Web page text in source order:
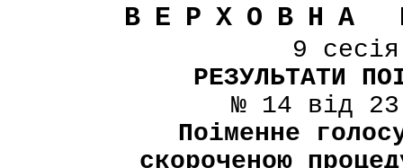
ВЕРХОВНА
9
РЕЗУЛЬТАТИ
№ 14 від
Поіменне
скороченою